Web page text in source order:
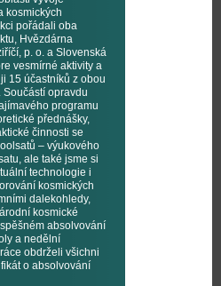
kosmických
pořádali oba
Hvězdárna
p. o. a Slovenská
vesmírné aktivity a
15 účastníků z obou
Součástí opravdu
programu
přednášky,
činnosti se
– výukového
ale také jsme si
technologie i
kosmických
dalekohledy,
kosmické
absolvování
a nedělní
obdrželi všichni
o absolvování